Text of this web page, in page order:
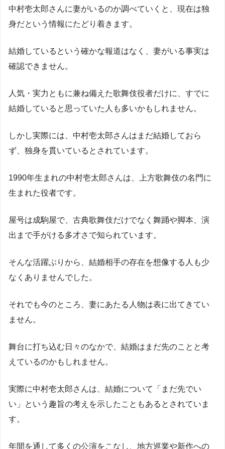
中村壱太郎さんに妻がいるのか調べていくと、現在は独
身だという情報にたどり着きます。
結婚しているという確かな報道はなく、妻がいる事実は
確認できません。
人気・実力ともに兼ね備えた歌舞伎役者だけに、すでに
結婚していると思っていた人も多いかもしれません。
しかし実際には、中村壱太郎さんはまだ結婚しておら
ず、独身を貫いているとされています。
1990年生まれの中村壱太郎さんは、上方歌舞伎の名門に
生まれた役者です。
屋号は成駒屋で、古典歌舞伎だけでなく舞踊や脚本、演
出まで手がける多才さで知られています。
そんな活躍ぶりから、結婚相手の存在を想像する人も少
なくありませんでした。
それでも今のところ、妻にあたる人物は表に出てきてい
ません。
舞台に打ち込む日々のなかで、結婚はまだ先のことと考
えているのかもしれません。
実際に中村壱太郎さんは、結婚について「まだ先でい
い」という趣旨の考えを示したこともあるとされていま
す。
年間を通して多くの公演をこなし、地方巡業や新作への